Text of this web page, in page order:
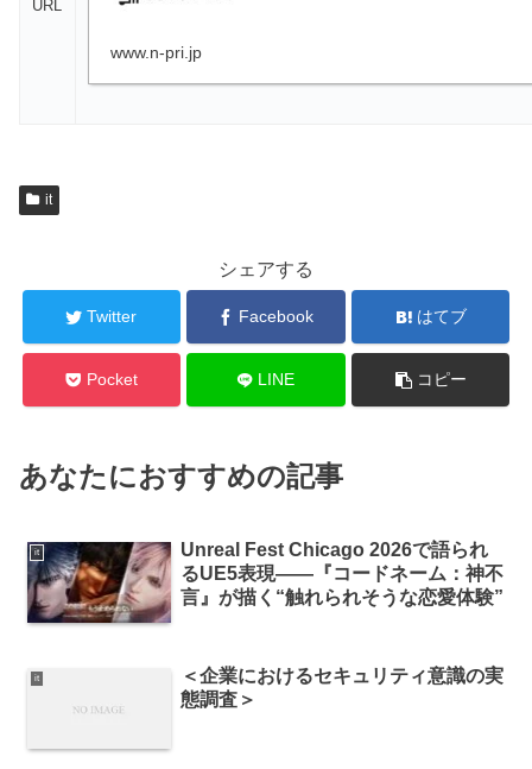
URL
www.n-pri.jp
it
シェアする
Twitter Facebook はてブ
Pocket LINE コピー
あなたにおすすめの記事
it
Unreal Fest Chicago 2026で語られ
るUE5表現――『コードネーム：神不
言』が描く“触れられそうな恋愛体験”
it
＜企業におけるセキュリティ意識の実
態調査＞